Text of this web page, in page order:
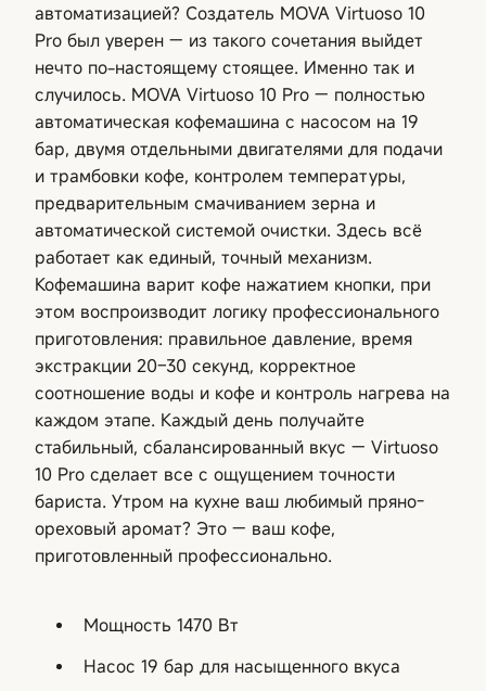
автоматизацией? Создатель MOVA Virtuoso 10
Pro был уверен — из такого сочетания выйдет
нечто по-настоящему стоящее. Именно так и
случилось. MOVA Virtuoso 10 Pro — полностью
автоматическая кофемашина с насосом на 19
бар, двумя отдельными двигателями для подачи
и трамбовки кофе, контролем температуры,
предварительным смачиванием зерна и
автоматической системой очистки. Здесь всё
работает как единый, точный механизм.
Кофемашина варит кофе нажатием кнопки, при
этом воспроизводит логику профессионального
приготовления: правильное давление, время
экстракции 20–30 секунд, корректное
соотношение воды и кофе и контроль нагрева на
каждом этапе. Каждый день получайте
стабильный, сбалансированный вкус — Virtuoso
10 Pro сделает все с ощущением точности
бариста. Утром на кухне ваш любимый пряно-
ореховый аромат? Это — ваш кофе,
приготовленный профессионально.
Мощность 1470 Вт
Насос 19 бар для насыщенного вкуса